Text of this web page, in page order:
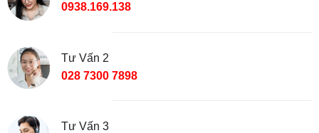
0938.169.138
Tư Vấn 2
028 7300 7898
Tư Vấn 3